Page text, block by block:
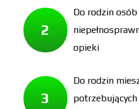
2
Do rodzin
opieki
3
Do rodzin